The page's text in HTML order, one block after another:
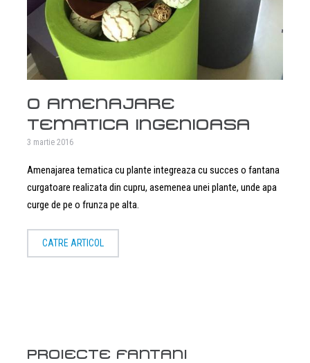
O AMENAJARE
TEMATICA INGENIOASA
3 martie 2016
Amenajarea tematica cu plante integreaza cu succes o fantana
curgatoare realizata din cupru, asemenea unei plante, unde apa
curge de pe o frunza pe alta.
CATRE ARTICOL
PROIECTE FANTANI